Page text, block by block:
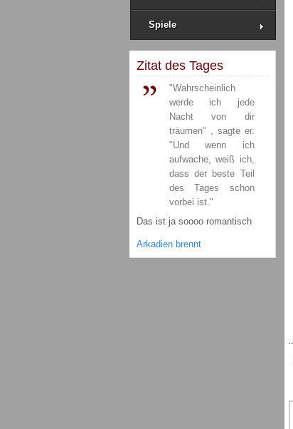
Spiele
Zitat des Tages
"Wahrscheinlich
werde ich jede
Nacht von dir
träumen" , sagte er.
"Und wenn ich
aufwache, weiß ich,
dass der beste Teil
des Tages schon
vorbei ist."
Das ist ja soooo romantisch
Arkadien brennt